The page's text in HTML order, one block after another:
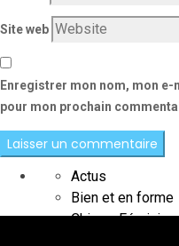
Site web
Enregistrer mon nom, mon
pour mon prochain
Actus
Bien et en forme
Chic au Féminin